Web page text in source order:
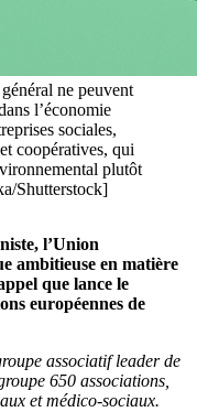
ne peuvent
l’économie
sociales,
coopératives, qui
plutôt
Shutterstock]
l’Union
ambitieuse en matière
que lance le
européennes de
associatif leader de
650 associations,
et médico-sociaux.